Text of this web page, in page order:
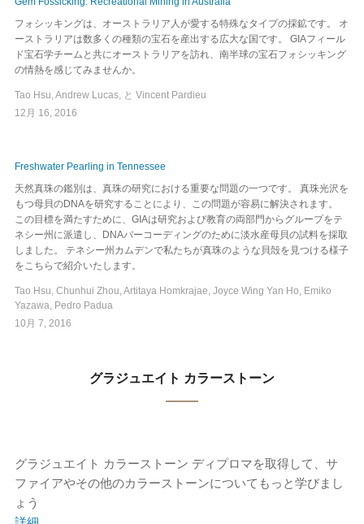
フォシッキングは、オーストラリア人が愛する特殊なタイプの採鉱です。 オ
ーストラリアは数多くの種類の宝石を産出する広大な国です。 GIAフィール
ド宝石学チームと共にオーストラリアを訪れ、南半球の宝石フォシッキング
の情熱を感じてみませんか。
Tao Hsu, Andrew Lucas, と Vincent Pardieu
12月 16, 2016
Freshwater Pearling in Tennessee
天然真珠の鑑別は、真珠の研究における重要な問題の一つです。 真珠光沢を
もつ母貝のDNAを研究することにより、この問題が容易に解決されます。
この目標を満たすために、GIAは研究および教育の両部門からグループをテ
ネシー州に派遣し、DNAバーコーディングのために淡水産母貝の試料を採取
しました。 テネシー州カムデンで私たちが真珠のような貝殻を見つける様子
をこちらで紹介いたします。
Tao Hsu, Chunhui Zhou, Artitaya Homkrajae, Joyce Wing Yan Ho, Emiko
Yazawa, Pedro Padua
10月 7, 2016
グラジュエイト カラーストーン
グラジュエイト カラーストーン ディプロマを取得して、サ
ファイアやその他のカラーストーンについてもっと学びまし
ょう